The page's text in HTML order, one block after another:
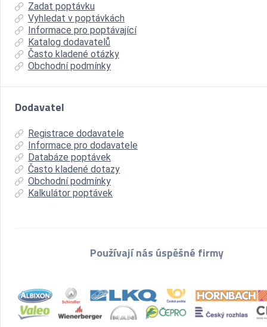
Zadat poptávku
Vyhledat v poptávkách
Informace pro poptávající
Katalog dodavatelů
Často kladené otázky
Obchodní podmínky
Dodavatel
Registrace dodavatele
Informace pro dodavatele
Databáze poptávek
Často kladené dotazy
Obchodní podmínky
Kalkulátor poptávek
Používají nás úspěšné firmy